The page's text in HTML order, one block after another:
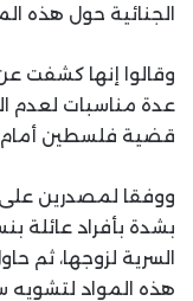
الجنائية حول هذه
وقالوا إنها كشفت
عدة مناسبات لعدم
قضية فلسطين أمام
ووفقا لمصدرين على
بشدة بأفراد
السرية لزوجها، ثم
هذه المواد لتشويه